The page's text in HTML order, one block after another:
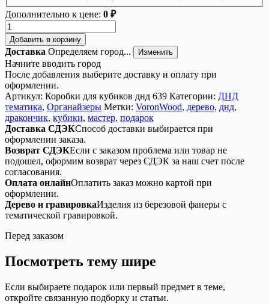
Дополнительно к цене: 0 ₽
Количество
товара
Органайзер
ДнД
«Дракончик»
—
дерево
Добавить в корзину
Доставка Определяем город... Изменить
Начните вводить город
После добавления выберите доставку и оплату при
оформлении.
Артикул: Коробки для кубиков днд 639 Категории: ДНД
тематика, Органайзеры Метки: VoronWood, дерево, днд,
дракончик, кубики, мастер, подарок
Доставка СДЭКСпособ доставки выбирается при
оформлении заказа.
Возврат СДЭКЕсли с заказом проблема или товар не
подошел, оформим возврат через СДЭК за наш счет после
согласования.
Оплата онлайнОплатить заказ можно картой при
оформлении.
Дерево и гравировкаИзделия из березовой фанеры с
тематической гравировкой.
Перед заказом
Посмотреть тему шире
Если выбираете подарок или первый предмет в теме,
откройте связанную подборку и статьи.